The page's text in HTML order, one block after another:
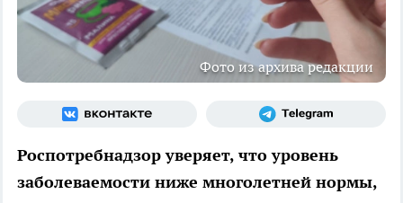
Фото из архива редакции
Роспотребнадзор уверяет, что уровень
заболеваемости ниже многолетней нормы,